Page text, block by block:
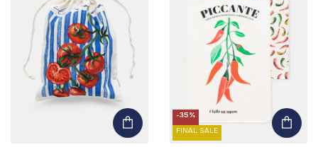
-35%
FINAL SALE